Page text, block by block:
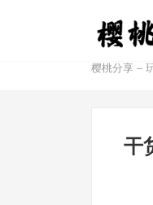
樱桃分享 –
干